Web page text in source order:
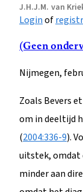
J.H.J.M. van
Loginof
(Geen
Nijmegen,
Zoals Bevers
om in deeltijd
(2004:336-9).
uitstek, omdat
minder aan